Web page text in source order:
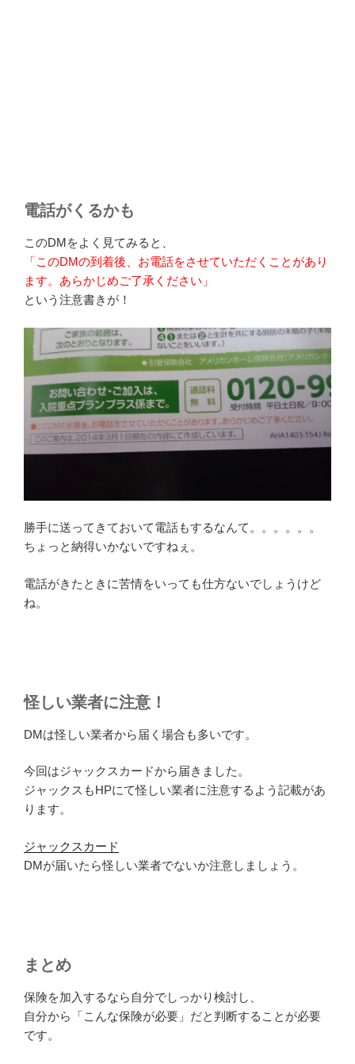
電話がくるかも
このDMをよく見てみると、
「このDMの到着後、お電話をさせていただくことがあり
ます。あらかじめご了承ください」
という注意書きが！
勝手に送ってきておいて電話もするなんて。。。。。。
ちょっと納得いかないですねぇ。
電話がきたときに苦情をいっても仕方ないでしょうけど
ね。
怪しい業者に注意！
DMは怪しい業者から届く場合も多いです。
今回はジャックスカードから届きました。
ジャックスもHPにて怪しい業者に注意するよう記載があ
ります。
ジャックスカード
DMが届いたら怪しい業者でないか注意しましょう。
まとめ
保険を加入するなら自分でしっかり検討し、
自分から「こんな保険が必要」だと判断することが必要
です。